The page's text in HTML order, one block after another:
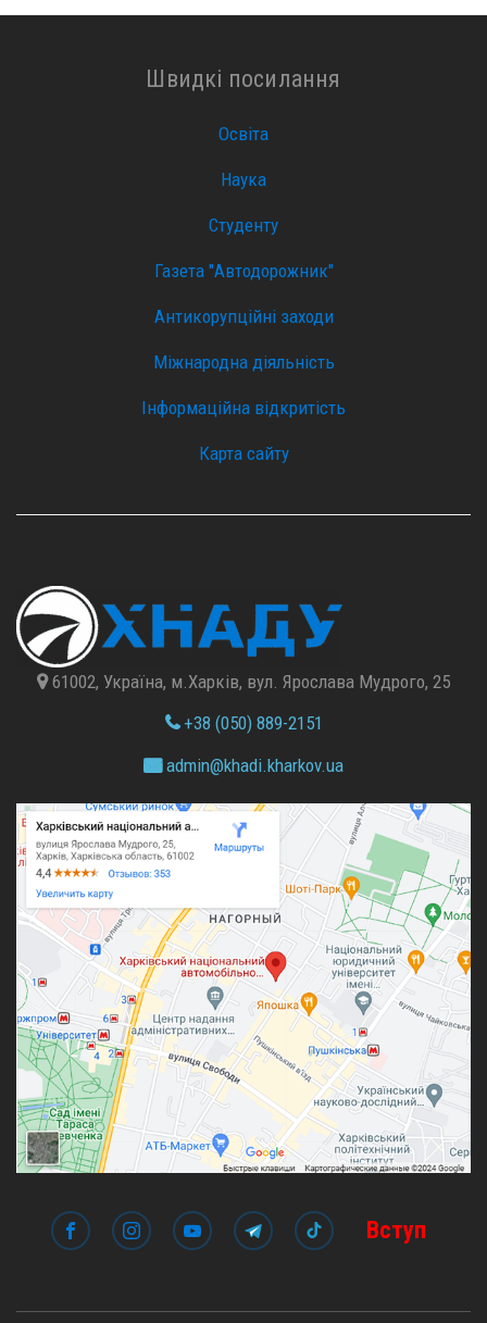
Швидкі посилання
Освіта
Наука
Студенту
Газета "Автодорожник"
Антикорупційні заходи
Міжнародна діяльність
Інформаційна відкритість
Карта сайту
61002, Україна, м.Харків, вул. Ярослава Мудрого, 25
+38 (050) 889-2151
admin@khadi.kharkov.ua
Вступ